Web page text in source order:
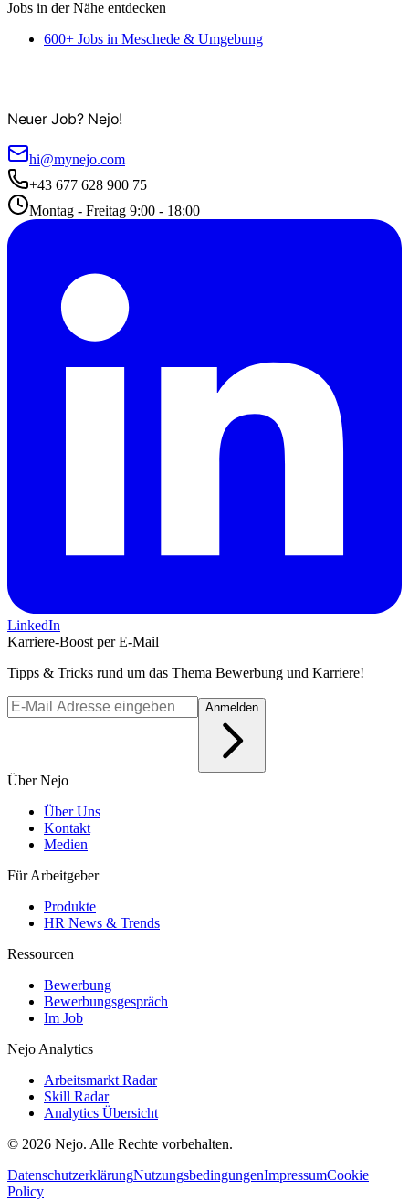
Jobs in der Nähe entdecken
600+ Jobs in Meschede & Umgebung
Neuer Job? Nejo!
hi@mynejo.com
+43 677 628 900 75
Montag - Freitag 9:00 - 18:00
LinkedIn
Karriere-Boost per E-Mail
Tipps & Tricks rund um das Thema Bewerbung und Karriere!
Anmelden
Über Nejo
Über Uns
Kontakt
Medien
Für Arbeitgeber
Produkte
HR News & Trends
Ressourcen
Bewerbung
Bewerbungsgespräch
Im Job
Nejo Analytics
Arbeitsmarkt Radar
Skill Radar
Analytics Übersicht
© 2026 Nejo. Alle Rechte vorbehalten.
DatenschutzerklärungNutzungsbedingungenImpressumCookie
Policy